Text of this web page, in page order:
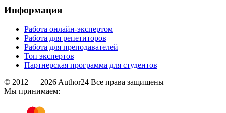
Информация
Работа онлайн-экспертом
Работа для репетиторов
Работа для преподавателей
Топ экспертов
Партнерская программа для студентов
© 2012 — 2026 Author24 Все права защищены
Мы принимаем: